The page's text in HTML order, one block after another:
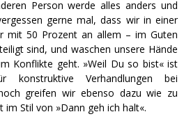
Person werde alles anders und
gerne mal, dass wir in einer
mit 50 Prozent an allem – im Guten
sind, und waschen unsere Hände
Konflikte geht. »Weil Du so bist« ist
konstruktive Verhandlungen bei
greifen wir ebenso dazu wie zu
im Stil von »Dann geh ich halt«.